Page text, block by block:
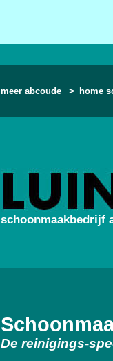
meer abcoude > home
schoonmaakbedrijf
De reinigings-